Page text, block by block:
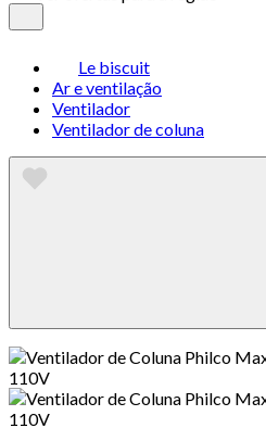
Le biscuit
Ar e ventilação
Ventilador
Ventilador de coluna